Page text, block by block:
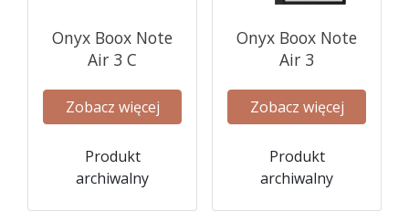
Onyx Boox Note
Air 3 C
Zobacz więcej
Produkt
archiwalny
Onyx Boox Note
Air 3
Zobacz więcej
Produkt
archiwalny